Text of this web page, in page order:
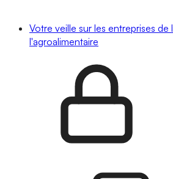
Votre veille sur les entreprises
l'agroalimentaire